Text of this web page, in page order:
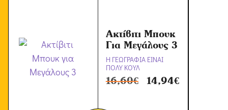
Ακτίβιτι Μπουκ
Για Μεγάλους 3
Η ΓΕΩΓΡΑΦΙΑ ΕΙΝΑΙ
ΠΟΛΥ ΚΟΥΛ
16,60€ 14,94€